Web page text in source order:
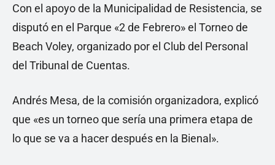
Con el apoyo de la Municipalidad de Resistencia, se
disputó en el Parque «2 de Febrero» el Torneo de
Beach Voley, organizado por el Club del Personal
del Tribunal de Cuentas.
Andrés Mesa, de la comisión organizadora, explicó
que «es un torneo que sería una primera etapa de
lo que se va a hacer después en la Bienal».